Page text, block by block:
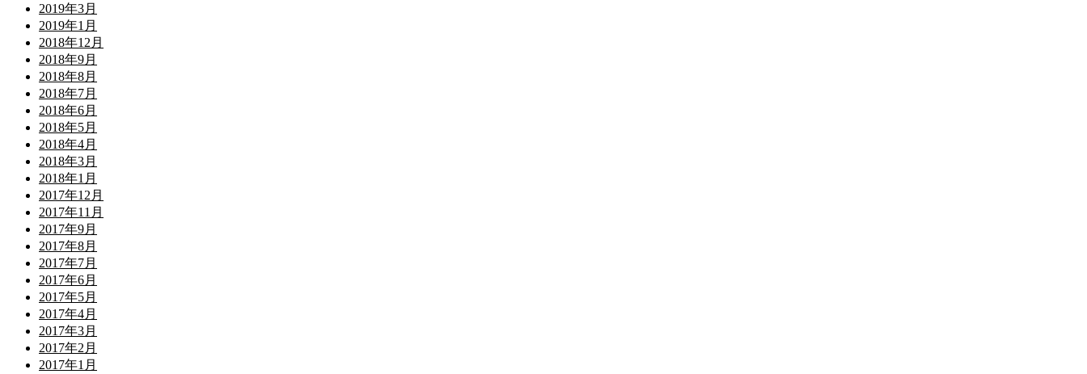
2019年3月
2019年1月
2018年12月
2018年9月
2018年8月
2018年7月
2018年6月
2018年5月
2018年4月
2018年3月
2018年1月
2017年12月
2017年11月
2017年9月
2017年8月
2017年7月
2017年6月
2017年5月
2017年4月
2017年3月
2017年2月
2017年1月